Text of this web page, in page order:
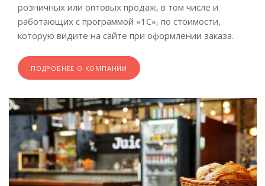
розничных или оптовых продаж, в том числе и
работающих с программой «1С», по стоимости,
которую видите на сайте при оформлении заказа.
ПОДРОБНЕЕ О КОМПАНИИ